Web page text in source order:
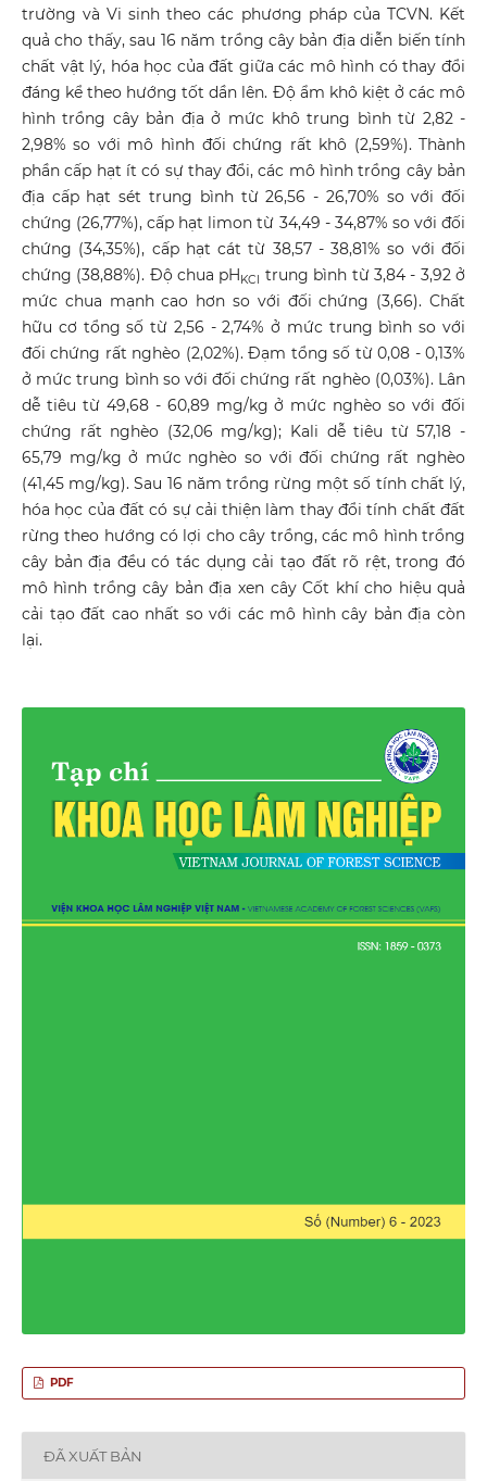
trường và Vi sinh theo các phương pháp của TCVN. Kết
quả cho thấy, sau 16 năm trồng cây bản địa diễn biến tính
chất vật lý, hóa học của đất giữa các mô hình có thay đổi
đáng kể theo hướng tốt dần lên. Độ ẩm khô kiệt ở các mô
hình trồng cây bản địa ở mức khô trung bình từ 2,82 -
2,98% so với mô hình đối chứng rất khô (2,59%). Thành
phần cấp hạt ít có sự thay đổi, các mô hình trồng cây bản
địa cấp hạt sét trung bình từ 26,56 - 26,70% so với đối
chứng (26,77%), cấp hạt limon từ 34,49 - 34,87% so với đối
chứng (34,35%), cấp hạt cát từ 38,57 - 38,81% so với đối
chứng (38,88%). Độ chua pHKCl trung bình từ 3,84 - 3,92 ở
mức chua mạnh cao hơn so với đối chứng (3,66). Chất
hữu cơ tổng số từ 2,56 - 2,74% ở mức trung bình so với
đối chứng rất nghèo (2,02%). Đạm tổng số từ 0,08 - 0,13%
ở mức trung bình so với đối chứng rất nghèo (0,03%). Lân
dễ tiêu từ 49,68 - 60,89 mg/kg ở mức nghèo so với đối
chứng rất nghèo (32,06 mg/kg); Kali dễ tiêu từ 57,18 -
65,79 mg/kg ở mức nghèo so với đối chứng rất nghèo
(41,45 mg/kg). Sau 16 năm trồng rừng một số tính chất lý,
hóa học của đất có sự cải thiện làm thay đổi tính chất đất
rừng theo hướng có lợi cho cây trồng, các mô hình trồng
cây bản địa đều có tác dụng cải tạo đất rõ rệt, trong đó
mô hình trồng cây bản địa xen cây Cốt khí cho hiệu quả
cải tạo đất cao nhất so với các mô hình cây bản địa còn
lại.
PDF
ĐÃ XUẤT BẢN